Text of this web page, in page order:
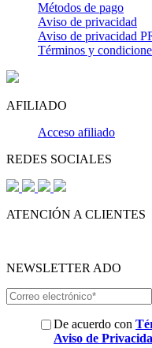
Métodos de pago
Aviso de privacidad
Aviso de privacidad
Términos y
AFILIADO
Acceso afiliado
REDES SOCIALES
ATENCIÓN A CLIENTES
NEWSLETTER ADO
De acuerdo con
Aviso de